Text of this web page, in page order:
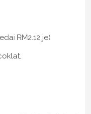
RM2.12 je)